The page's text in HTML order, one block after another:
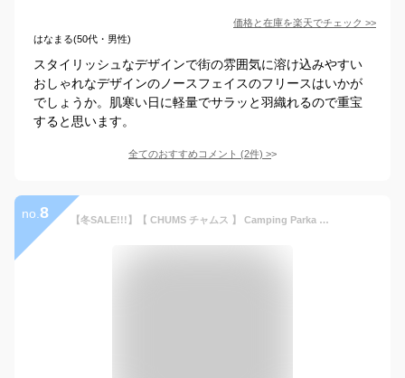
価格と在庫を楽天でチェック >>
はなまる(50代・男性)
スタイリッシュなデザインで街の雰囲気に溶け込みやすい
おしゃれなデザインのノースフェイスのフリースはいかが
でしょうか。肌寒い日に軽量でサラッと羽織れるので重宝
すると思います。
全てのおすすめコメント (2件) >
no. 8 【冬SALE!!!】【 CHUMS チャムス 】 Camping Parka キャンピングパーカー マウンテンパーカー アウター CH04-1179 / チャムス ジャケット シェルジャケット マウンテンパーカー ナイロンパーカー ナイロンジャケット ウインドブレーカー アウトドア キャンプ 21AW